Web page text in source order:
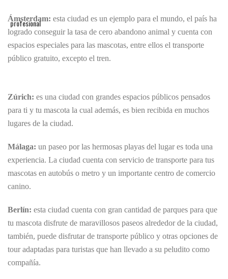
Ámsterdam: esta ciudad es un ejemplo para el mundo, el país ha
logrado conseguir la tasa de cero abandono animal y cuenta con
espacios especiales para las mascotas, entre ellos el transporte
público gratuito, excepto el tren.
Zúrich: es una ciudad con grandes espacios públicos pensados
para ti y tu mascota la cual además, es bien recibida en muchos
lugares de la ciudad.
Málaga: un paseo por las hermosas playas del lugar es toda una
experiencia. La ciudad cuenta con servicio de transporte para tus
mascotas en autobús o metro y un importante centro de comercio
canino.
Berlín: esta ciudad cuenta con gran cantidad de parques para que
tu mascota disfrute de maravillosos paseos alrededor de la ciudad,
también, puede disfrutar de transporte público y otras opciones de
tour adaptadas para turistas que han llevado a su peludito como
compañía.